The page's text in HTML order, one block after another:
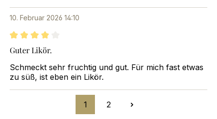
10. Februar 2026 14:10
Bewertung mit 4 von 5 Sternen
Guter Likör.
Schmeckt sehr fruchtig und gut. Für mich fast etwas
zu süß, ist eben ein Likör.
1 2